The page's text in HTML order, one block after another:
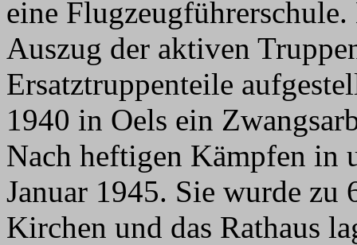
eine
Auszug der aktiven
Ersatztruppenteile
1940 in Oels ein
Nach heftigen Kämpfen in
Januar 1945. Sie wurde zu
Kirchen und das Rathaus